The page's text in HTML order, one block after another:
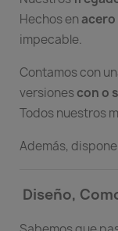
Hechos en
impecable.
Contamos con
versionescon o
Todos nuestros
Además,
Diseño,